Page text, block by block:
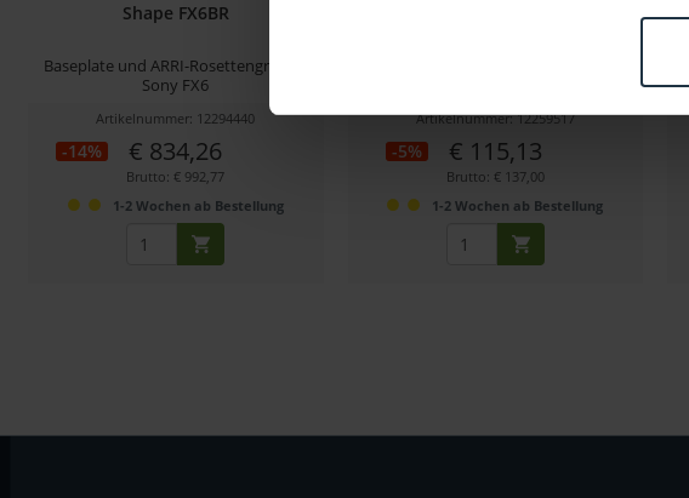
Shape FX6BR
Baseplate und ARRI-Rosettengriff für
Sony FX6
Artikelnummer: 12294440
-14% € 834,26
Brutto: € 992,77
1-2 Wochen ab Bestellung
Artikelnummer: 12259517
-5% € 115,13
Brutto: € 137,00
1-2 Wochen ab Bestellung